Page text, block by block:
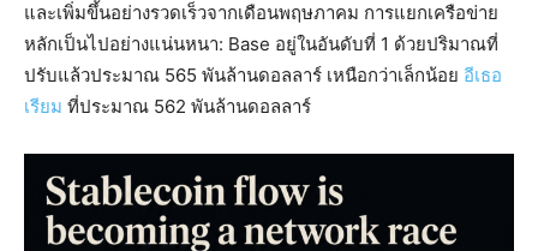
และเพิ่มขึ้นอย่างรวดเร็วจากเดือนพฤษภาคม การแยกเครือข่าย
หลักเป็นไปอย่างแน่นหนา: Base อยู่ในอันดับที่ 1 ด้วยปริมาณที่
ปรับแล้วประมาณ 565 พันล้านดอลลาร์ เหนือกว่าเล็กน้อย อีเธอ
เรียม ที่ประมาณ 562 พันล้านดอลลาร์